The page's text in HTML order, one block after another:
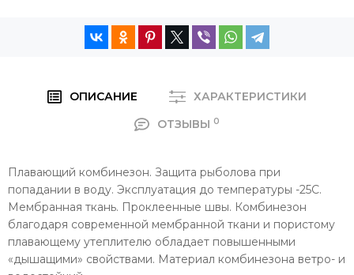
ОПИСАНИЕ
ХАРАКТЕРИСТИКИ
ОТЗЫВЫ 0
Плавающий комбинезон. Защита рыболова при
попадании в воду. Эксплуатация до температуры -25С.
Мембранная ткань. Проклеенные швы. Комбинезон
благодаря современной мембранной ткани и пористому
плавающему утеплителю обладает повышенными
«дышащими» свойствами. Материал комбинезона ветро- и